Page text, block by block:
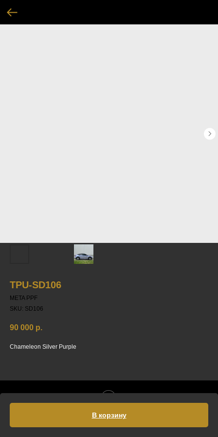
TPU-SD106
META PPF
SKU: SD106
90 000 р.
В корзину
Chameleon Silver Purple